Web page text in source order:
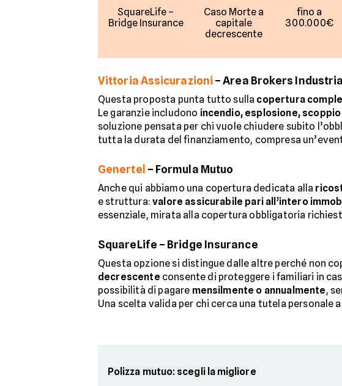
SquareLife –
Bridge Insurance
Caso Morte a
capitale
decrescente
fino a
300.000€
Vittoria Assicurazioni – Area Brokers Industria
Questa proposta punta tutto sulla copertura
Le garanzie includono incendio, esplosione, scoppio
soluzione pensata per chi vuole chiudere subito
tutta la durata del finanziamento, compresa
Genertel – Formula Mutuo
Anche qui abbiamo una copertura dedicata alla
e struttura:valore assicurabile pari all’intero
essenziale, mirata alla copertura obbligatoria
SquareLife – Bridge Insurance
Questa opzione si distingue dalle altre perché non
decrescente consente di proteggere i familiari in
possibilità di pagare mensilmente o annualmente,
Una scelta valida per chi cerca una tutela personale
Polizza mutuo: scegli la migliore